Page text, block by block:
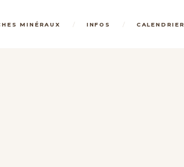
MINÉRAUX / INFOS / CALENDRIER